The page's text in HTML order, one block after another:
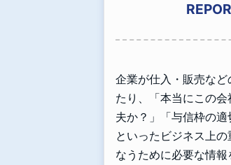
企業が仕入・販売な
たり、「本当にこの
夫か？」「与信枠の適
といったビジネス上
なうために必要な情